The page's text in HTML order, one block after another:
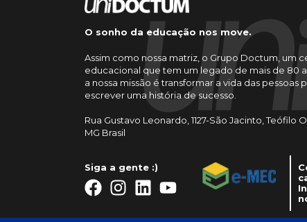
O sonho da educação nos move.
Assim como nossa matriz, o Grupo Doctum, um
educacional que tem um legado de mais de 80
a nossa missão é transformar a vida das pessoas
escrever uma história de sucesso.
Rua Gustavo Leonardo, 1127-São Jacinto, Teófilo
MG Brasil
Siga a gente :)